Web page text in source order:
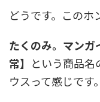
どうです。このホ
たくのみ。マンガ
常】 という商品
ウスって感じです。